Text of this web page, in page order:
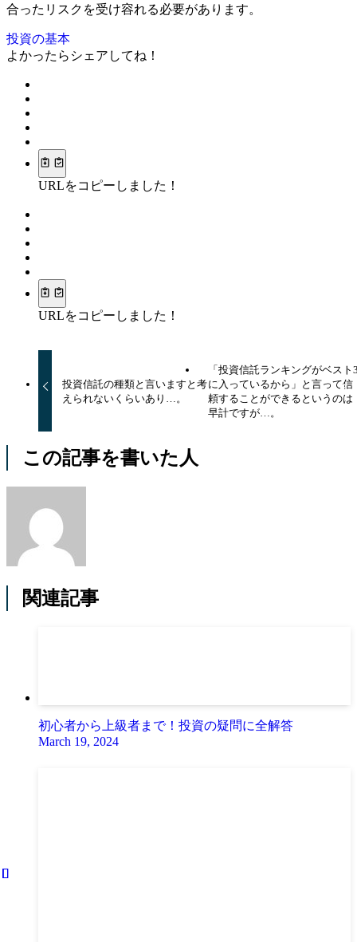
合ったリスクを受け容れる必要があります。
投資の基本
よかったらシェアしてね！
URLをコピーしました！
URLをコピーしました！
投資信託の種類と言いますと考
えられないくらいあり…。
「投資信託ランキングがベスト
に入っているから」と言って信
頼することができるというのは
早計ですが…。
この記事を書いた人
関連記事
初心者から上級者まで！投資の疑問に全解答
March 19, 2024